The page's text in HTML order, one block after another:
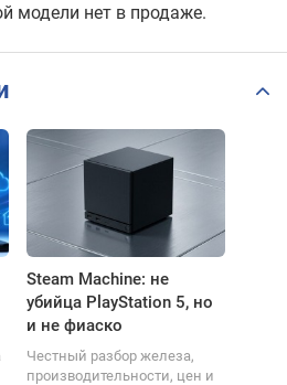
модели нет в продаже.
Steam Machine: не
убийца PlayStation 5, но
и не фиаско
Честный разбор железа,
производительности, цен и